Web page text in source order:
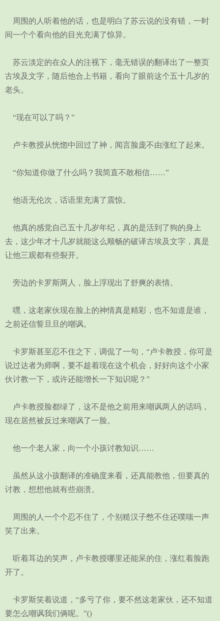
周围的人听着他的话，也是明白了苏云说的没有错，一时
间一个个看向他的目光充满了惊异。
苏云淡定的在众人的注视下，毫无错误的翻译出了一整页
古埃及文字，随后他合上书籍，看向了眼前这个五十几岁的
老头。
“现在可以了吗？”
卢卡教授从恍惚中回过了神，闻言脸庞不由涨红了起来。
“你知道你做了什么吗？我简直不敢相信……”
他语无伦次，话语里充满了震惊。
他真的感觉自己五十几岁年纪，真的是活到了狗的身上
去，这少年才十几岁就能这么顺畅的破译古埃及文字，真是
让他三观都有些裂开。
旁边的卡罗斯两人，脸上浮现出了舒爽的表情。
嘿，这老家伙现在脸上的神情真是精彩，也不知道是谁，
之前还信誓旦旦的嘲讽。
卡罗斯甚至忍不住之下，调侃了一句，“卢卡教授，你可是
说过达者为师啊，要不趁着现在这个机会，好好向这个小家
伙讨教一下，或许还能增长一下知识呢？”
卢卡教授脸都绿了，这不是他之前用来嘲讽两人的话吗，
现在居然被反过来嘲讽了一脸。
他一个老人家，向一个小孩讨教知识……
虽然从这小孩翻译的准确度来看，还真能教他，但要真的
讨教，想想他就有些崩溃。
周围的人一个个忍不住了，个别糙汉子憋不住还噗嗤一声
笑了出来。
听着耳边的笑声，卢卡教授哪里还能呆的住，涨红着脸跑
开了。
卡罗斯笑着说道，“多亏了你，要不然这老家伙，还不知道
要怎么嘲讽我们俩呢。”()